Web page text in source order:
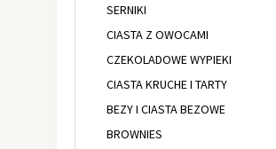
SERNIKI
CIASTA Z OWOCAMI
CZEKOLADOWE WYPIEKI
CIASTA KRUCHE I TARTY
BEZY I CIASTA BEZOWE
BROWNIES